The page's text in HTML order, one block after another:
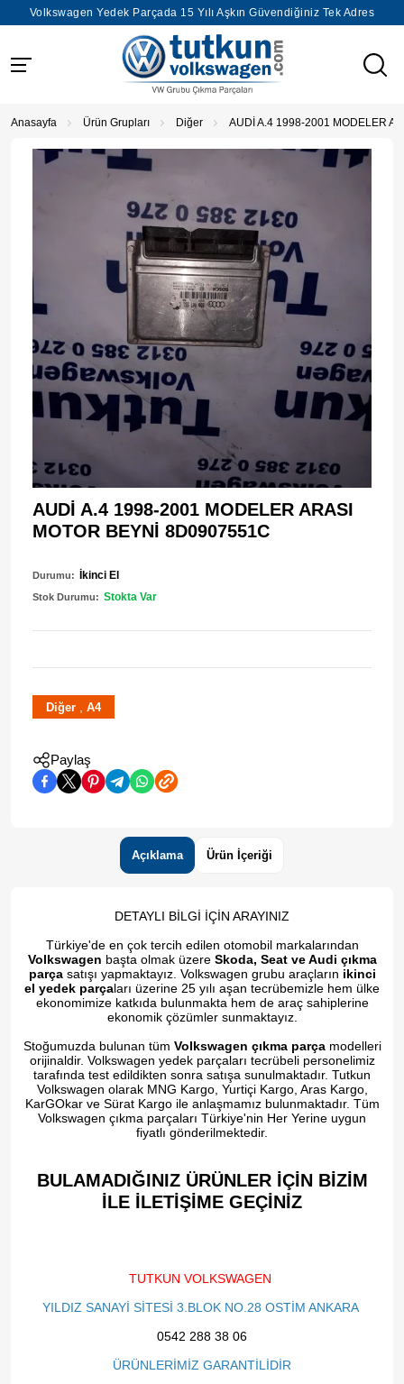
Volkswagen Yedek Parçada 15 Yılı Aşkın Güvendiğiniz Tek Adres
Anasayfa Ürün Grupları Diğer AUDİ A.4 1998-2001 MODELER
AUDİ A.4 1998-2001 MODELER ARASI
MOTOR BEYNİ 8D0907551C
Durumu: İkinci El
Stok Durumu: Stokta Var
Diğer , A4
Paylaş
Açıklama Ürün İçeriği
DETAYLI BİLGİ İÇİN ARAYINIZ
Türkiye'de en çok tercih edilen otomobil markalarından
Volkswagen başta olmak üzere Skoda, Seat ve Audi çıkma
parçasatışı yapmaktayız. Volkswagen grubu araçların ikinci
el yedek parçaları üzerine 25 yılı aşan tecrübemizle hem ülke
ekonomimize katkıda bulunmakta hem de araç sahiplerine
ekonomik çözümler sunmaktayız.
Stoğumuzda bulunan tüm Volkswagen çıkma parçamodelleri
orijinaldir. Volkswagen yedek parçaları tecrübeli personelimiz
tarafında test edildikten sonra satışa sunulmaktadır. Tutkun
Volkswagen olarak MNG Kargo, Yurtiçi Kargo, Aras Kargo,
KarGOkar ve Sürat Kargo ile anlaşmamız bulunmaktadır. Tüm
Volkswagen çıkma parçaları Türkiye'nin Her Yerine uygun
fiyatlı gönderilmektedir.
BULAMADIĞINIZ ÜRÜNLER İÇİN BİZİM
İLE İLETİŞİME GEÇİNİZ​
TUTKUN VOLKSWAGEN
YILDIZ SANAYİ SİTESİ 3.BLOK NO.28 OSTİM ANKARA
0542 288 38 06
ÜRÜNLERİMİZ GARANTİLİDİR